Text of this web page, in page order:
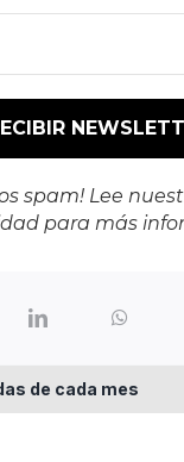
spam! Lee
para más
de cada mes